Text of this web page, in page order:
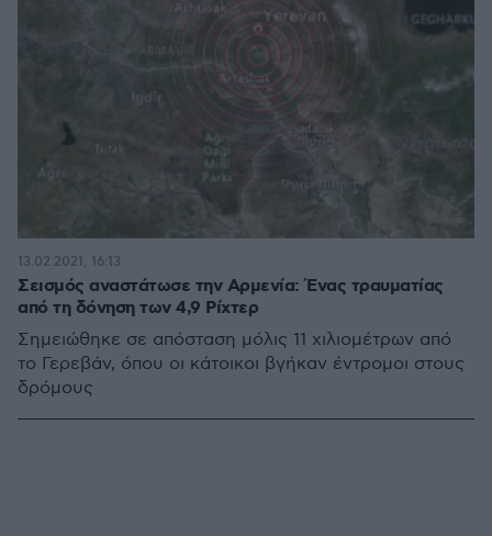
Σεισμός αναστάτωσε την Αρμενία: Ένας τραυματίας
από τη δόνηση των 4,9 Ρίχτερ
Σημειώθηκε σε απόσταση μόλις 11 χιλιομέτρων από
το Γερεβάν, όπου οι κάτοικοι βγήκαν έντρομοι στους
δρόμους
13.02.2021, 16:13